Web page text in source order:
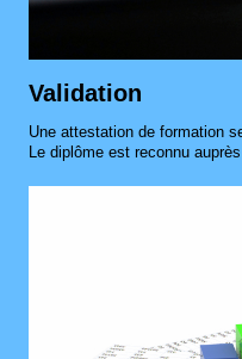
Validation
Une attestation de formation
Le diplôme est reconnu